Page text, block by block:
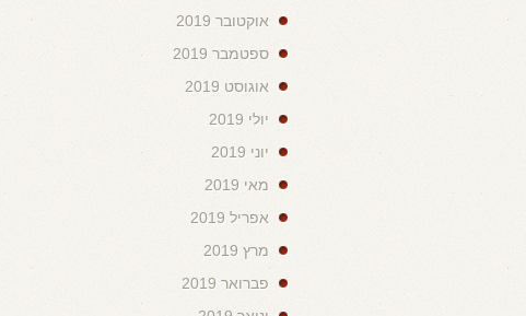
אוקטובר 2019
ספטמבר 2019
אוגוסט 2019
יולי 2019
יוני 2019
מאי 2019
אפריל 2019
מרץ 2019
פברואר 2019